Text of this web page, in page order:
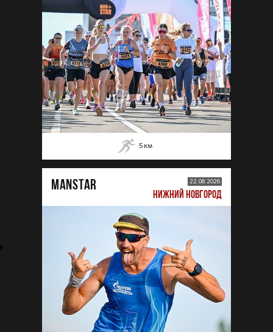
5 км
MANSTAR 22.08.2026
НИЖНИЙ НОВГОРОД